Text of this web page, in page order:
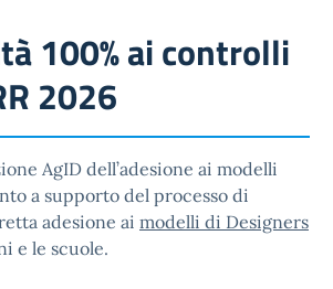
100% ai controlli
2026
AgID dell’adesione ai modelli
a supporto del processo di
adesione ai modelli di Designers
e le scuole.